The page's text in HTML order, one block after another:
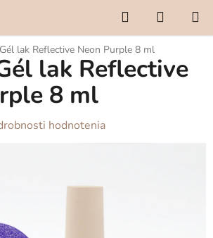
Hľadať
KOŠÍK
lak Reflective Neon Purple 8 ml
lak Reflective
8 ml
hodnotenia